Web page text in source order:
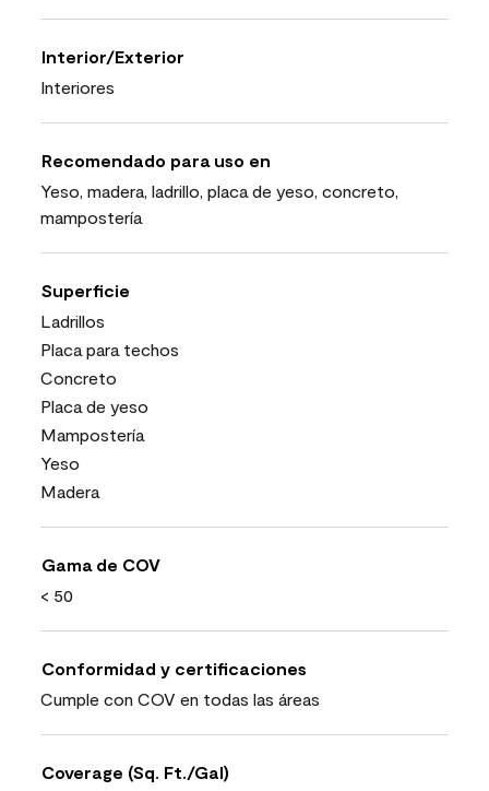
Interior/Exterior
Interiores
Recomendado para uso en
Yeso, madera, ladrillo, placa de yeso, concreto,
mampostería
Superficie
Ladrillos
Placa para techos
Concreto
Placa de yeso
Mampostería
Yeso
Madera
Gama de COV
< 50
Conformidad y certificaciones
Cumple con COV en todas las áreas
Coverage (Sq. Ft./Gal)